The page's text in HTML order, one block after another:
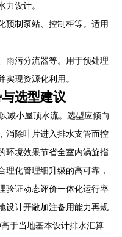
设计。
预制泵站、控制柜等。适用
雨污分流器等。用于预处理
现资源化利用。
选型建议
减小屋顶水流。选型应倾向
消除叶片进入排水支管而控
环境效果节省全室内涡旋指
理化管理细升级的高可靠，
验证动态评价一体化运行率
设计开敞加注备用能力再规
于当地基本设计排水汇算